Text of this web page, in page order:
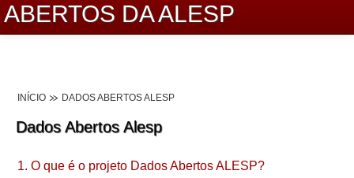
ABERTOS DA ALESP
Lei de Acesso à Informação
Dados Governamentais Abertos
INÍCIO DADOS ABERTOS ALESP
Dados Abertos Alesp
1. O que é o projeto Dados Abertos ALESP?